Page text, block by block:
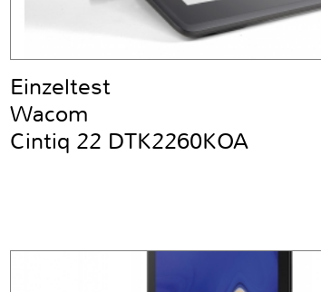
Einzeltest
Wacom
Cintiq 22 DTK2260KOA